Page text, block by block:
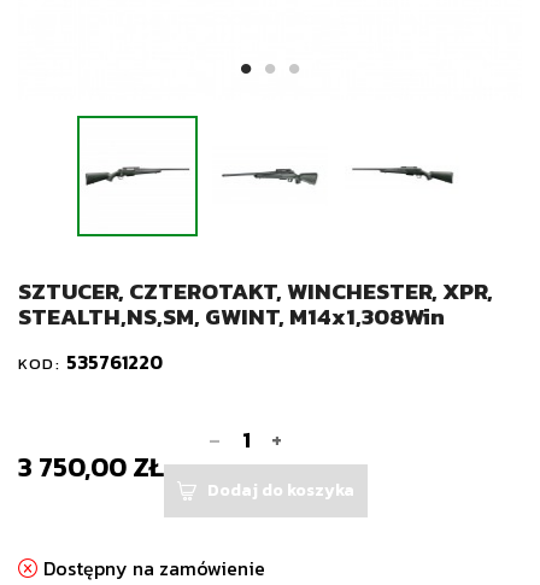
SZTUCER, CZTEROTAKT, WINCHESTER, XPR,
STEALTH,NS,SM, GWINT, M14x1,308Win
KOD: 535761220
3 750,00 ZŁ
- +
Dodaj do koszyka
Dostępny na zamówienie